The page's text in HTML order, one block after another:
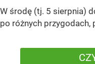
W środę (tj. 5 sierpnia)
po różnych przygodach,